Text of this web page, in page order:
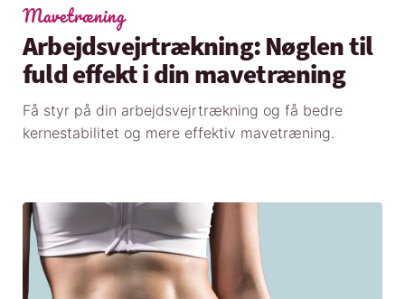
Mavetræning
Arbejdsvejrtrækning: Nøglen til
fuld effekt i din mavetræning
Få styr på din arbejdsvejrtrækning og få bedre
kernestabilitet og mere effektiv mavetræning.